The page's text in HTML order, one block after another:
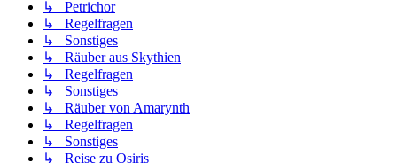
↳ Petrichor
↳ Regelfragen
↳ Sonstiges
↳ Räuber aus Skythien
↳ Regelfragen
↳ Sonstiges
↳ Räuber von Amarynth
↳ Regelfragen
↳ Sonstiges
↳ Reise zu Osiris